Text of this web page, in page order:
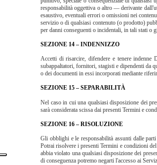
responsabilità oggettiva o altro — derivante
esaustivo, eventuali errori o omissioni nei
servizio o di qualsiasi contenuto (o prodotto)
per danni conseguenti o incidentali, in tali stati o
SEZIONE 14 – INDENNIZZO
Accetti di risarcire, difendere e tenere
subappaltatori, fornitori, stagisti e dipendenti da
o dei documenti in essi incorporati mediante
SEZIONE 15 – SEPARABILITÀ
Nel caso in cui una qualsiasi disposizione dei
sarà considerata scissa dai presenti Termini e
SEZIONE 16 – RISOLUZIONE
Gli obblighi e le responsabilità assunti dalle
Potrai risolvere i presenti Termini e condizioni
abbia violato una qualsiasi disposizione dei
di conseguenza potremo negarti l'accesso ai